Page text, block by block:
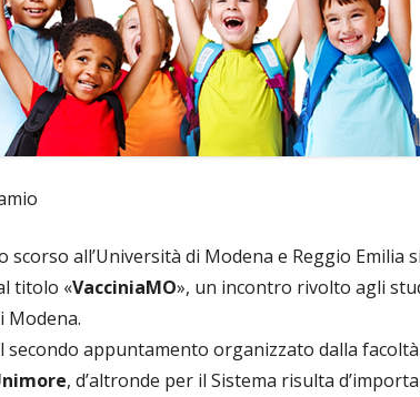
scorso all’Università di Modena e Reggio Emilia
titolo «VacciniaMO», un incontro rivolto agli
Modena.
secondo appuntamento organizzato dalla facoltà
, d’altronde per il Sistema risulta